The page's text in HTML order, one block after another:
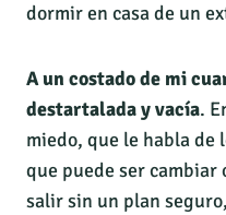
dormir en casa de un
A un costado de mi
destartalada y vacía.
miedo, que le habla de
que puede ser cambiar
salir sin un plan